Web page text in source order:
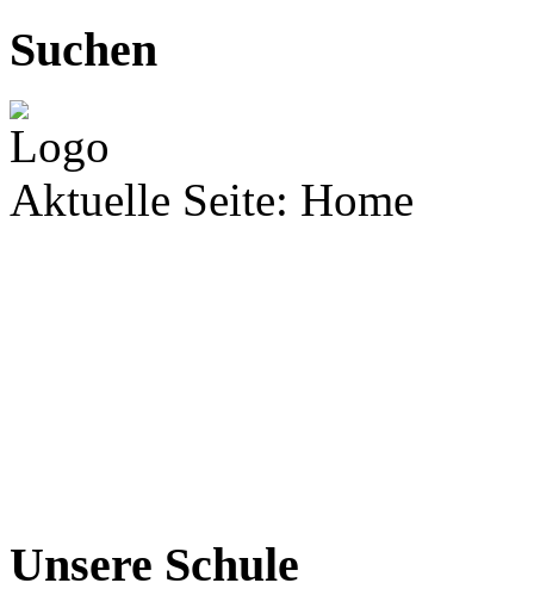
Suchen
Aktuelle Seite: Home
Unsere Schule